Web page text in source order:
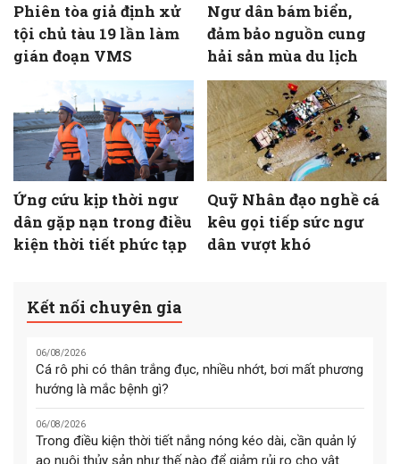
Phiên tòa giả định xử
tội chủ tàu 19 lần làm
gián đoạn VMS
Ngư dân bám biển,
đảm bảo nguồn cung
hải sản mùa du lịch
Ứng cứu kịp thời ngư
dân gặp nạn trong điều
kiện thời tiết phức tạp
Quỹ Nhân đạo nghề cá
kêu gọi tiếp sức ngư
dân vượt khó
Kết nối chuyên gia
06/08/2026
Cá rô phi có thân trắng đục, nhiều nhớt, bơi mất phương
hướng là mắc bệnh gì?
06/08/2026
Trong điều kiện thời tiết nắng nóng kéo dài, cần quản lý
ao nuôi thủy sản như thế nào để giảm rủi ro cho vật